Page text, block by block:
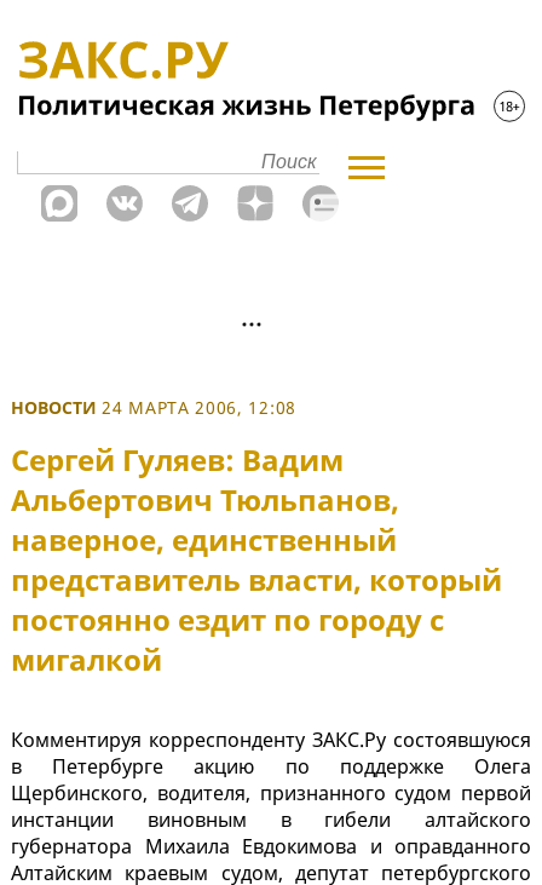
НОВОСТИ 24 МАРТА 2006, 12:08
Сергей Гуляев: Вадим
Альбертович Тюльпанов,
наверное, единственный
представитель власти, который
постоянно ездит по городу с
мигалкой
Комментируя корреспонденту ЗАКС.Ру состоявшуюся
в Петербурге акцию по поддержке Олега
Щербинского, водителя, признанного судом первой
инстанции виновным в гибели алтайского
губернатора Михаила Евдокимова и оправданного
Алтайским краевым судом, депутат петербургского